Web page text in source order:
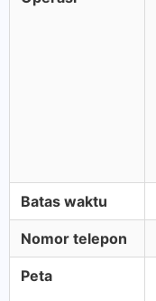
Batas waktu
Nomor telepon
Peta